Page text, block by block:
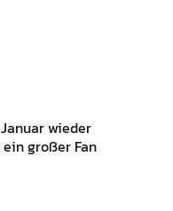
wieder
großer Fan